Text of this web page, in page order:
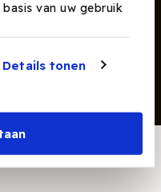
van uw gebruik
Details tonen